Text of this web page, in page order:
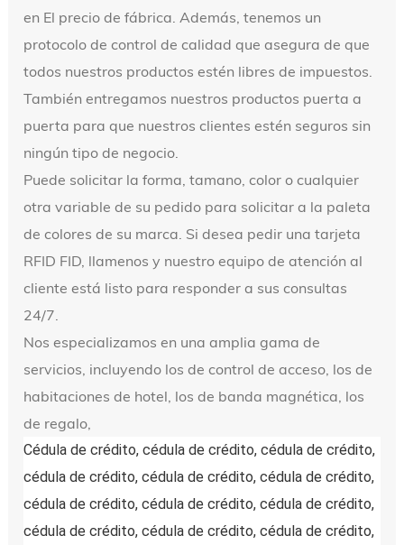
en El precio de fábrica. Además, tenemos un
protocolo de control de calidad que asegura de que
todos nuestros productos estén libres de impuestos.
También entregamos nuestros productos puerta a
puerta para que nuestros clientes estén seguros sin
ningún tipo de negocio.
Puede solicitar la forma, tamano, color o cualquier
otra variable de su pedido para solicitar a la paleta
de colores de su marca. Si desea pedir una tarjeta
RFID FID, llamenos y nuestro equipo de atención al
cliente está listo para responder a sus consultas
24/7.
Nos especializamos en una amplia gama de
servicios, incluyendo los de control de acceso, los de
habitaciones de hotel, los de banda magnética, los
de regalo,
Cédula de crédito, cédula de crédito, cédula de crédito,
cédula de crédito, cédula de crédito, cédula de crédito,
cédula de crédito, cédula de crédito, cédula de crédito,
cédula de crédito, cédula de crédito, cédula de crédito,